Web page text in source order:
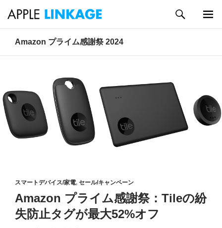
テ
ス
キ
ッ
索
Amazon プライム感謝祭 2024
スマートデバイス/家電, セール/キャンペーン
Amazon プライム感謝祭：Tileの紛
失防止タグが最大52%オフ